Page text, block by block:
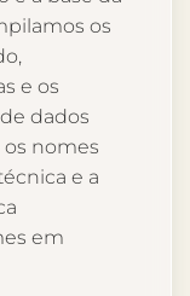
os
e os
dados
os nomes
e a
em